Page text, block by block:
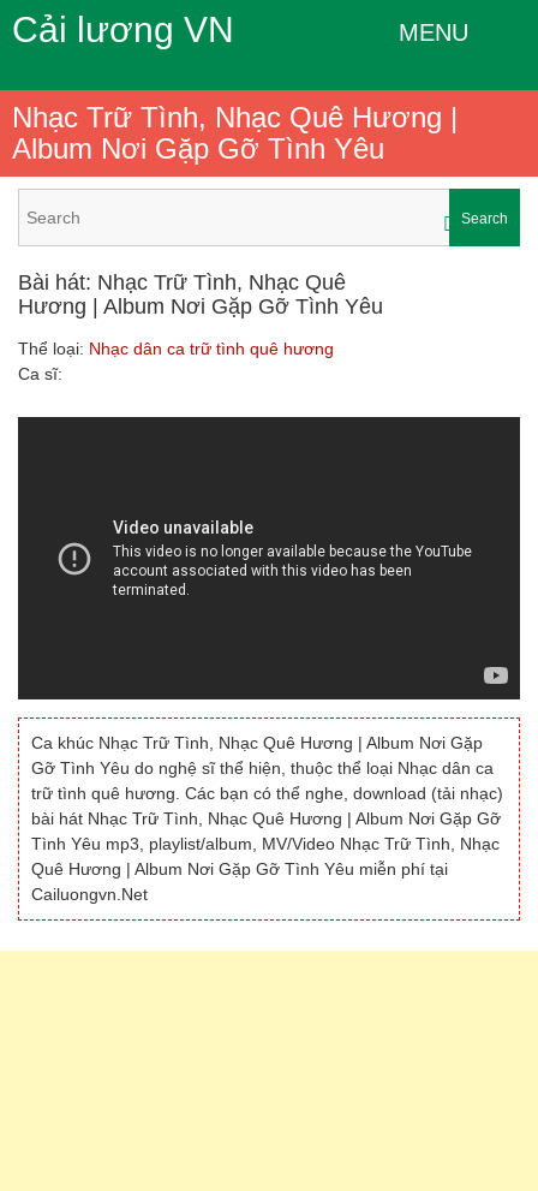
Cải lương VN MENU
Nhạc Trữ Tình, Nhạc Quê Hương |
Album Nơi Gặp Gỡ Tình Yêu
Search
Bài hát: Nhạc Trữ Tình, Nhạc Quê
Hương | Album Nơi Gặp Gỡ Tình Yêu
Thể loại: Nhạc dân ca trữ tình quê hương
Ca sĩ:
Ca khúc Nhạc Trữ Tình, Nhạc Quê Hương | Album Nơi Gặp
Gỡ Tình Yêu do nghệ sĩ thể hiện, thuộc thể loại Nhạc dân ca
trữ tình quê hương. Các bạn có thể nghe, download (tải nhạc)
bài hát Nhạc Trữ Tình, Nhạc Quê Hương | Album Nơi Gặp Gỡ
Tình Yêu mp3, playlist/album, MV/Video Nhạc Trữ Tình, Nhạc
Quê Hương | Album Nơi Gặp Gỡ Tình Yêu miễn phí tại
Cailuongvn.Net